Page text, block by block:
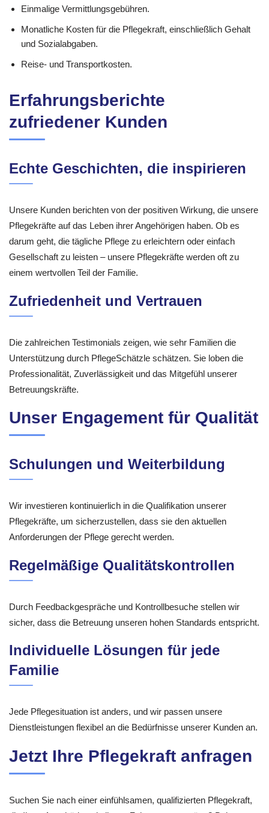
Einmalige Vermittlungsgebühren.
Monatliche Kosten für die Pflegekraft, einschließlich Gehalt
und Sozialabgaben.
Reise- und Transportkosten.
Erfahrungsberichte
zufriedener Kunden
Echte Geschichten, die inspirieren
Unsere Kunden berichten von der positiven Wirkung, die unsere
Pflegekräfte auf das Leben ihrer Angehörigen haben. Ob es
darum geht, die tägliche Pflege zu erleichtern oder einfach
Gesellschaft zu leisten – unsere Pflegekräfte werden oft zu
einem wertvollen Teil der Familie.
Zufriedenheit und Vertrauen
Die zahlreichen Testimonials zeigen, wie sehr Familien die
Unterstützung durch PflegeSchätzle schätzen. Sie loben die
Professionalität, Zuverlässigkeit und das Mitgefühl unserer
Betreuungskräfte.
Unser Engagement für Qualität
Schulungen und Weiterbildung
Wir investieren kontinuierlich in die Qualifikation unserer
Pflegekräfte, um sicherzustellen, dass sie den aktuellen
Anforderungen der Pflege gerecht werden.
Regelmäßige Qualitätskontrollen
Durch Feedbackgespräche und Kontrollbesuche stellen wir
sicher, dass die Betreuung unseren hohen Standards entspricht.
Individuelle Lösungen für jede
Familie
Jede Pflegesituation ist anders, und wir passen unsere
Dienstleistungen flexibel an die Bedürfnisse unserer Kunden an.
Jetzt Ihre Pflegekraft anfragen
Suchen Sie nach einer einfühlsamen, qualifizierten Pflegekraft,